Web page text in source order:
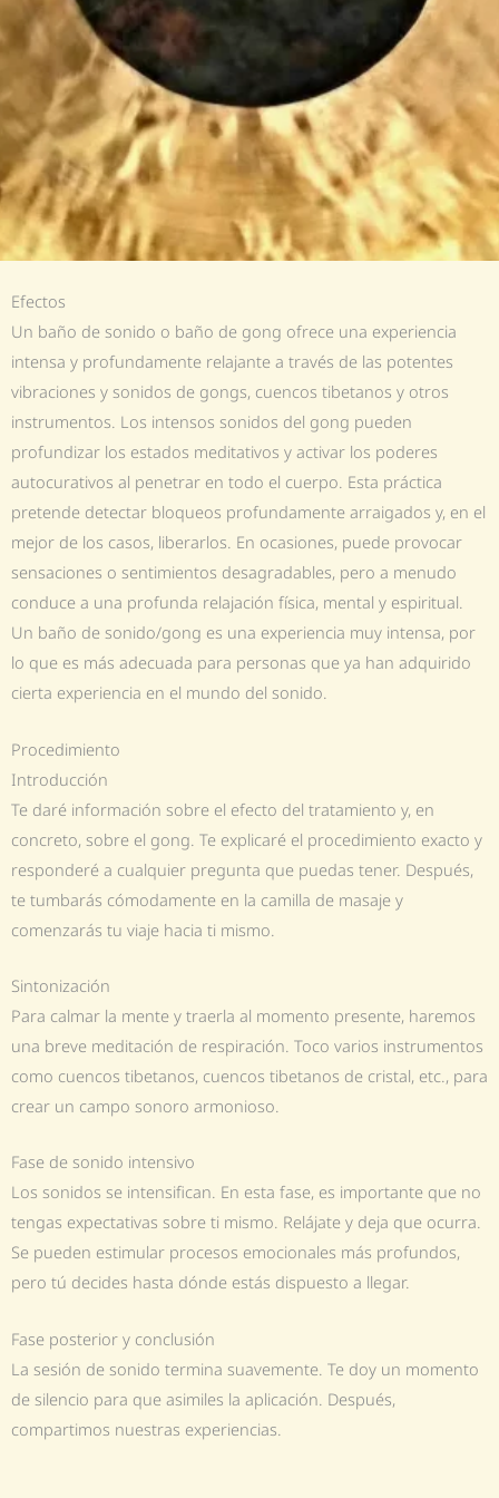
Efectos
Un baño de sonido o baño de gong ofrece una experiencia
intensa y profundamente relajante a través de las potentes
vibraciones y sonidos de gongs, cuencos tibetanos y otros
instrumentos. Los intensos sonidos del gong pueden
profundizar los estados meditativos y activar los poderes
autocurativos al penetrar en todo el cuerpo. Esta práctica
pretende detectar bloqueos profundamente arraigados y, en el
mejor de los casos, liberarlos. En ocasiones, puede provocar
sensaciones o sentimientos desagradables, pero a menudo
conduce a una profunda relajación física, mental y espiritual.
Un baño de sonido/gong es una experiencia muy intensa, por
lo que es más adecuada para personas que ya han adquirido
cierta experiencia en el mundo del sonido.
Procedimiento
Introducción
Te daré información sobre el efecto del tratamiento y, en
concreto, sobre el gong. Te explicaré el procedimiento exacto y
responderé a cualquier pregunta que puedas tener. Después,
te tumbarás cómodamente en la camilla de masaje y
comenzarás tu viaje hacia ti mismo.
Sintonización
Para calmar la mente y traerla al momento presente, haremos
una breve meditación de respiración. Toco varios instrumentos
como cuencos tibetanos, cuencos tibetanos de cristal, etc., para
crear un campo sonoro armonioso.
Fase de sonido intensivo
Los sonidos se intensifican. En esta fase, es importante que no
tengas expectativas sobre ti mismo. Relájate y deja que ocurra.
Se pueden estimular procesos emocionales más profundos,
pero tú decides hasta dónde estás dispuesto a llegar.
Fase posterior y conclusión
La sesión de sonido termina suavemente. Te doy un momento
de silencio para que asimiles la aplicación. Después,
compartimos nuestras experiencias.